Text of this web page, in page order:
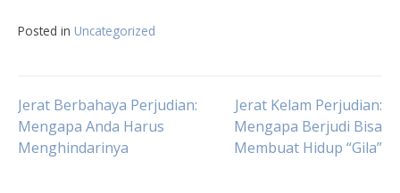
Posted in Uncategorized
Navigasi
pos
Jerat Berbahaya Perjudian:
Mengapa Anda Harus
Menghindarinya
Jerat Kelam Perjudian:
Mengapa Berjudi Bisa
Membuat Hidup “Gila”